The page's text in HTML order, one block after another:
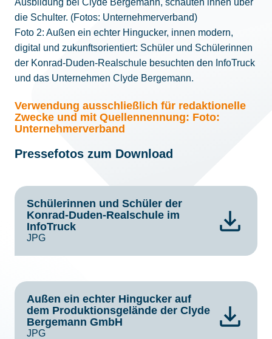
Ausbildung bei Clyde Bergemann, schauten ihnen über
die Schulter. (Fotos: Unternehmerverband)
Foto 2: Außen ein echter Hingucker, innen modern,
digital und zukunftsorientiert: Schüler und Schülerinnen
der Konrad-Duden-Realschule besuchten den InfoTruck
und das Unternehmen Clyde Bergemann.
Verwendung ausschließlich für redaktionelle
Zwecke und mit Quellennennung: Foto:
Unternehmerverband
Pressefotos zum Download
Schülerinnen und Schüler der
Konrad-Duden-Realschule im
InfoTruck
JPG
Außen ein echter Hingucker auf
dem Produktionsgelände der Clyde
Bergemann GmbH
JPG